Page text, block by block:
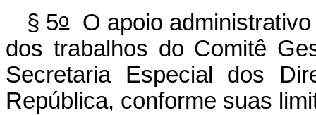
§ 5oO apoio administrativo
dos trabalhos do Comitê
Secretaria Especial dos
República, conforme suas